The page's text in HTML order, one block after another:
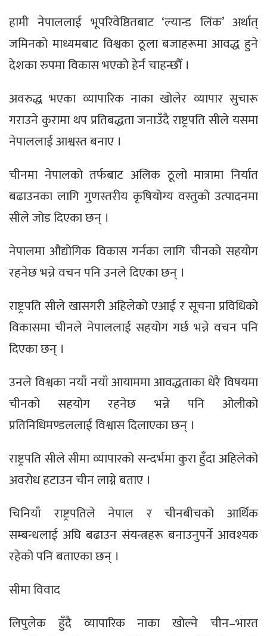
हामी नेपाललाई भूपरिवेष्ठितबाट ‘ल्यान्ड लिंक’ अर्थात्
जमिनको माध्यमबाट विश्वका ठूला बजाहरूमा आवद्ध हुने
देशका रुपमा विकास भएको हेर्न चाहन्छौँ ।
अवरुद्ध भएका व्यापारिक नाका खोलेर व्यापार सुचारू
गराउने कुरामा थप प्रतिबद्धता जनाउँदै राष्ट्रपति सीले यसमा
नेपाललाई आश्वस्त बनाए ।
चीनमा नेपालको तर्फबाट अलिक ठूलो मात्रामा निर्यात
बढाउनका लागि गुणस्तरीय कृषियोग्य वस्तुको उत्पादनमा
सीले जोड दिएका छन् ।
नेपालमा औद्योगिक विकास गर्नका लागि चीनको सहयोग
रहनेछ भन्ने वचन पनि उनले दिएका छन् ।
राष्ट्रपति सीले खासगरी अहिलेको एआई र सूचना प्रविधिको
विकासमा चीनले नेपाललाई सहयोग गर्छ भन्ने वचन पनि
दिएका छन् ।
उनले विश्वका नयाँ नयाँ आयाममा आवद्धताका धेरै विषयमा
चीनको सहयोग रहनेछ भन्ने पनि ओलीको
प्रतिनिधिमण्डललाई विश्वास दिलाएका छन् ।
राष्ट्रपति सीले सीमा व्यापारको सन्दर्भमा कुरा हुँदा अहिलेको
अवरोध हटाउन चीन लाग्ने बताए ।
चिनियाँ राष्ट्रपतिले नेपाल र चीनबीचको आर्थिक
सम्बन्धलाई अघि बढाउन संयन्त्रहरू बनाउनुपर्ने आवश्यक
रहेको पनि बताएका छन् ।
सीमा विवाद
लिपुलेक हुँदै व्यापारिक नाका खोल्ने चीन–भारत